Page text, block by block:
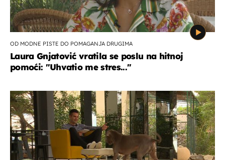
OD MODNE PISTE DO POMAGANJA DRUGIMA
Laura Gnjatović vratila se poslu na hitnoj
pomoći: "Uhvatio me stres..."